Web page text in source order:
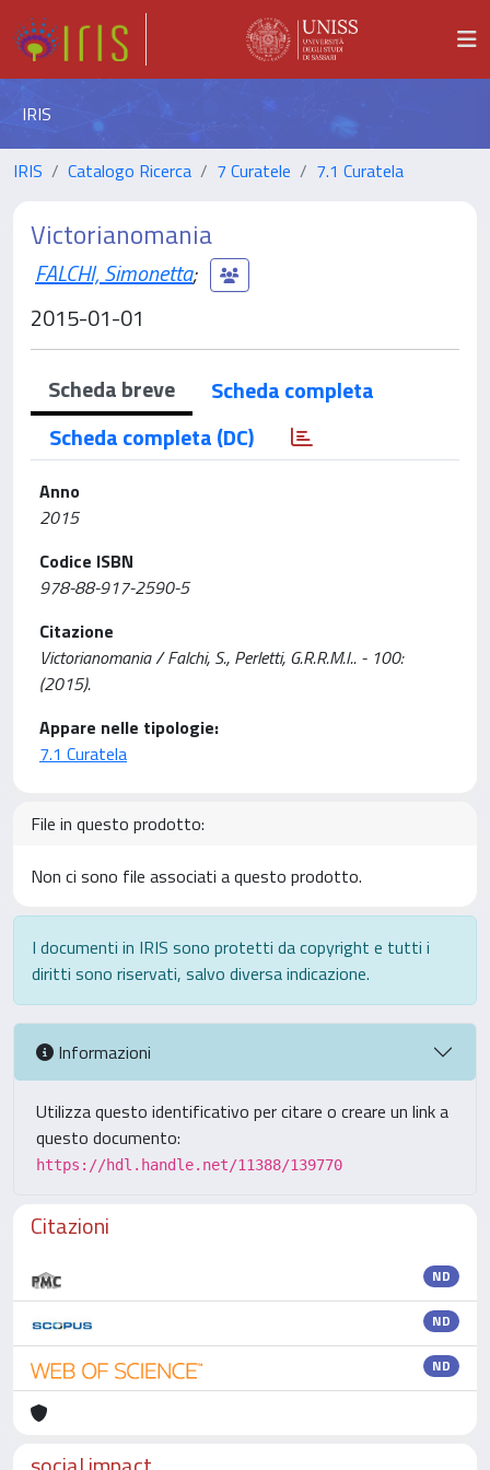
IRIS
IRIS Catalogo Ricerca 7 Curatele 7.1 Curatela
Victorianomania
FALCHI, Simonetta;
2015-01-01
Scheda breve
Scheda completa
Scheda completa (DC)
Anno
2015
Codice ISBN
978-88-917-2590-5
Citazione
Victorianomania / Falchi, S., Perletti, G.R.R.M.I.. - 100:
(2015).
Appare nelle tipologie:
7.1 Curatela
File in questo prodotto:
Non ci sono file associati a questo prodotto.
I documenti in IRIS sono protetti da copyright e tutti i
diritti sono riservati, salvo diversa indicazione.
Informazioni
Utilizza questo identificativo per citare o creare un link a
questo documento:
https://hdl.handle.net/11388/139770
Citazioni
ND
ND
ND